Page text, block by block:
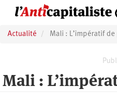
principal
Actualité Mali : L’impératif de
Mali :